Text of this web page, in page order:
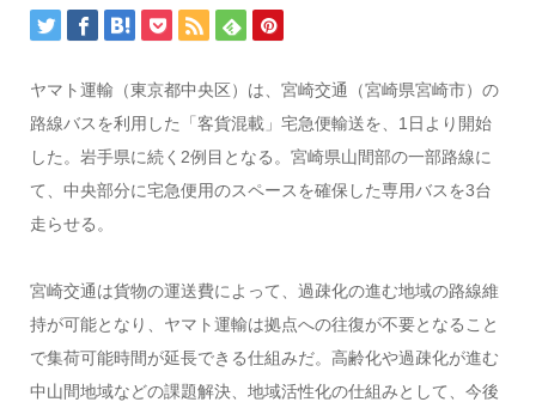
ヤマト運輸（東京都中央区）は、宮崎交通（宮崎県宮崎市）の
路線バスを利用した「客貨混載」宅急便輸送を、1日より開始
した。岩手県に続く2例目となる。宮崎県山間部の一部路線に
て、中央部分に宅急便用のスペースを確保した専用バスを3台
走らせる。
宮崎交通は貨物の運送費によって、過疎化の進む地域の路線維
持が可能となり、ヤマト運輸は拠点への往復が不要となること
で集荷可能時間が延長できる仕組みだ。高齢化や過疎化が進む
中山間地域などの課題解決、地域活性化の仕組みとして、今後